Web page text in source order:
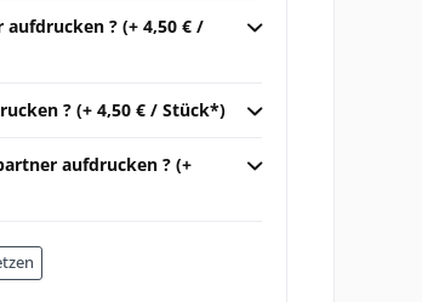
? (+ 4,50 € /
? (+ 4,50 € / Stück*)
aufdrucken ? (+